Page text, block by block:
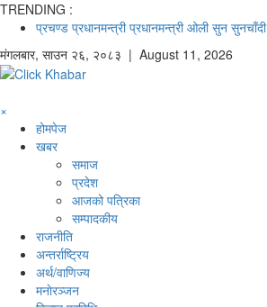
TRENDING :
प्रचण्ड प्रधानमन्त्री प्रधानमन्त्री ओली सुन सुनचाँदी
मंगलबार, साउन २६, २०८३ | August 11, 2026
×
होमपेज
खबर
समाज
प्रदेश
आजको पत्रिका
सम्पादकीय
राजनीति
अन्तर्राष्ट्रिय
अर्थ/वाणिज्य
मनाेरञ्जन